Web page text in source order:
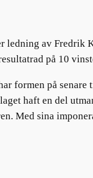
ledning av Fredrik
på 10
formen på
haft en del
Med sina